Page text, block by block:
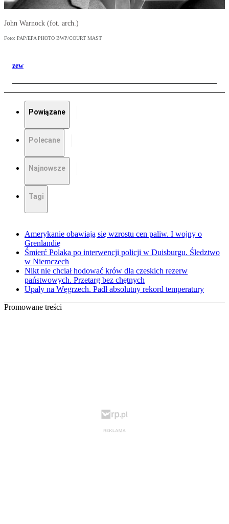
John Warnock (fot. arch.)
Foto: PAP/EPA PHOTO BWP/COURT MAST
zew
Powiązane
Polecane
Najnowsze
Tagi
Amerykanie obawiają się wzrostu cen paliw. I wojny o
Grenlandię
Śmierć Polaka po interwencji policji w Duisburgu. Śledztwo
w Niemczech
Nikt nie chciał hodować krów dla czeskich rezerw
państwowych. Przetarg bez chętnych
Upały na Węgrzech. Padł absolutny rekord temperatury
Promowane treści